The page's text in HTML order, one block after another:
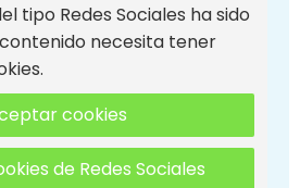
tipo Redes Sociales ha sido
necesita tener
cookies
de Redes Sociales